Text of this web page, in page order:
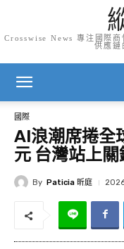
Crosswise News 專注國際商
供應鏈
國際
AI浪潮席捲全
元 台灣站上
By Paticia 昕庭